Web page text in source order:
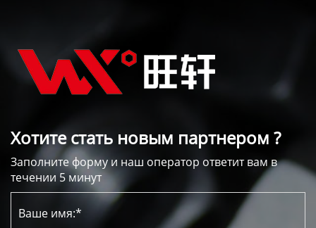
Хотите стать новым партнером ?
Заполните форму и наш оператор ответит вам в
течении 5 минут